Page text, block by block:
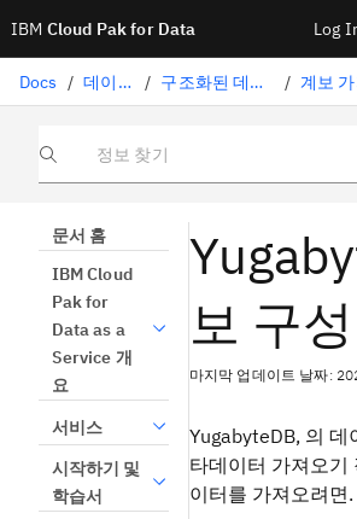
IBM Cloud Pak for Data Log
Docs / 데이터 준비 / 구조화된 데이터 큐레이팅 /
정보 찾기
문서 홈
IBM Cloud
Pak for
Data as a
Service 개
요
서비스
시작하기 및
학습서
보 구성
마지막 업데이트 날짜:
YugabyteDB, 의 데
타데이터 가져오기
이터를 가져오려면.